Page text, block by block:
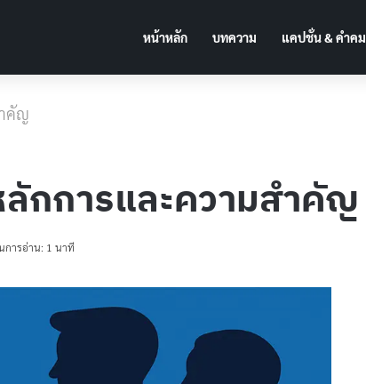
หน้าหลัก บทความ แคปชั่น & คำคม
คัญ
ลักการและความสำคัญ
นการอ่าน: 1 นาที